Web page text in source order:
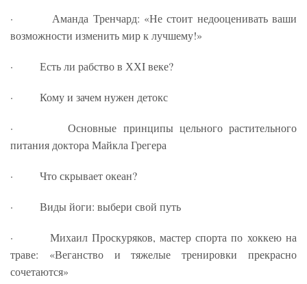
· Аманда Тренчард: «Не стоит недооценивать ваши
возможности изменить мир к лучшему!»
· Есть ли рабство в ХХI веке?
· Кому и зачем нужен детокс
· Основные принципы цельного растительного
питания доктора Майкла Грегера
· Что скрывает океан?
· Виды йоги: выбери свой путь
· Михаил Проскуряков, мастер спорта по хоккею на
траве: «Веганство и тяжелые тренировки прекрасно
сочетаются»